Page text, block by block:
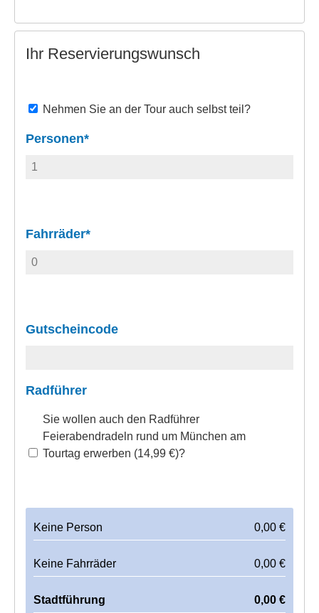
Ihr Reservierungswunsch
Nehmen Sie an der Tour auch selbst teil?
Personen*
Fahrräder*
Gutscheincode
Radführer
Sie wollen auch den Radführer
Feierabendradeln rund um München am
Tourtag erwerben (14,99 €)?
Keine Person 0,00€
Keine Fahrräder 0,00€
Stadtführung 0,00€